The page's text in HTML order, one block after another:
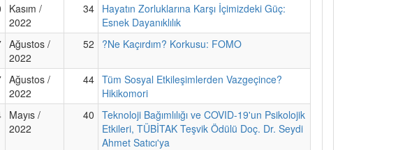
Kasım /
2022
34 Hayatın Zorluklarına Karşı İçimizdeki Güç:
Esnek Dayanıklılık
Ağustos /
2022
52 ?Ne Kaçırdım? Korkusu: FOMO
Ağustos /
2022
44 Tüm Sosyal Etkileşimlerden Vazgeçince?
Hikikomori
Mayıs /
2022
40
Teknoloji Bağımlılığı ve COVID-19'un Psikolojik
Etkileri, TÜBİTAK Teşvik Ödülü Doç. Dr. Seydi
Ahmet Satıcı'ya